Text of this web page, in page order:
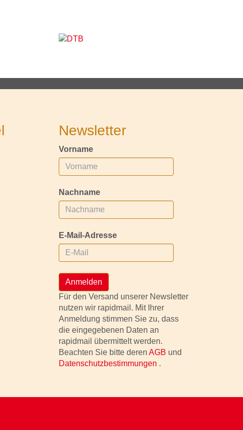
Newsletter
Vorname
Nachname
E-Mail-Adresse
Anmelden
Für den Versand unserer Newsletter
nutzen wir rapidmail. Mit Ihrer
Anmeldung stimmen Sie zu, dass
die eingegebenen Daten an
rapidmail übermittelt werden.
Beachten Sie bitte deren AGB und
Datenschutzbestimmungen .